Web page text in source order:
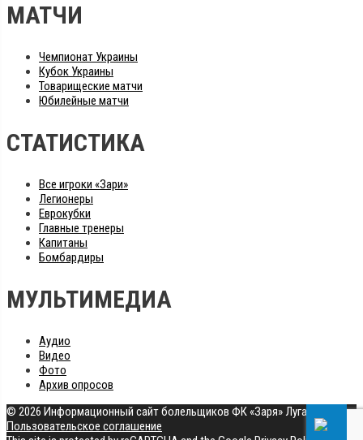
МАТЧИ
Чемпионат Украины
Кубок Украины
Товарищеские матчи
Юбилейные матчи
СТАТИСТИКА
Все игроки «Зари»
Легионеры
Еврокубки
Главные тренеры
Капитаны
Бомбардиры
МУЛЬТИМЕДИА
Аудио
Видео
Фото
Архив опросов
© 2026 Информационный сайт болельщиков ФК «Заря» Луганск
Пользовательское соглашение